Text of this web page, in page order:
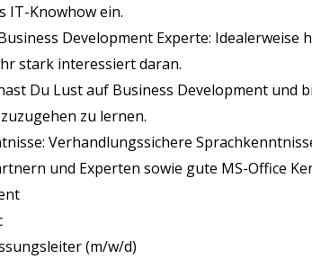
IT-Knowhow ein.
Development Experte:
stark interessiert daran.
Du Lust auf Business Development
zu lernen.
Verhandlungssichere
und Experten sowie gute MS-Office
(m/w/d)